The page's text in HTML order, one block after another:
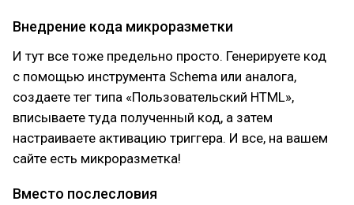
Внедрение кода микроразметки
И тут все тоже предельно просто. Генерируете код
с помощью инструмента Schema или аналога,
создаете тег типа «Пользовательский HTML»,
вписываете туда полученный код, а затем
настраиваете активацию триггера. И все, на вашем
сайте есть микроразметка!
Вместо послесловия